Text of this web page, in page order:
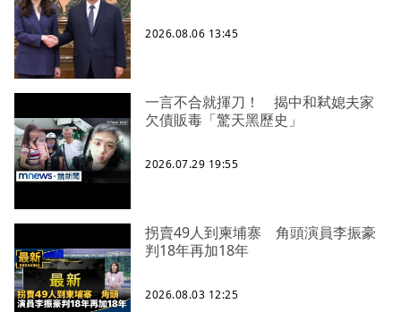
2026.08.06 13:45
一言不合就揮刀！ 揭中和弒媳夫家
欠債販毒「驚天黑歷史」
2026.07.29 19:55
拐賣49人到柬埔寨 角頭演員李振豪
判18年再加18年
2026.08.03 12:25